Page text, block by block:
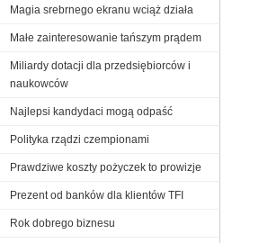
Magia srebrnego ekranu wciąż działa
Małe zainteresowanie tańszym prądem
Miliardy dotacji dla przedsiębiorców i
naukowców
Najlepsi kandydaci mogą odpaść
Polityka rządzi czempionami
Prawdziwe koszty pożyczek to prowizje
Prezent od banków dla klientów TFI
Rok dobrego biznesu